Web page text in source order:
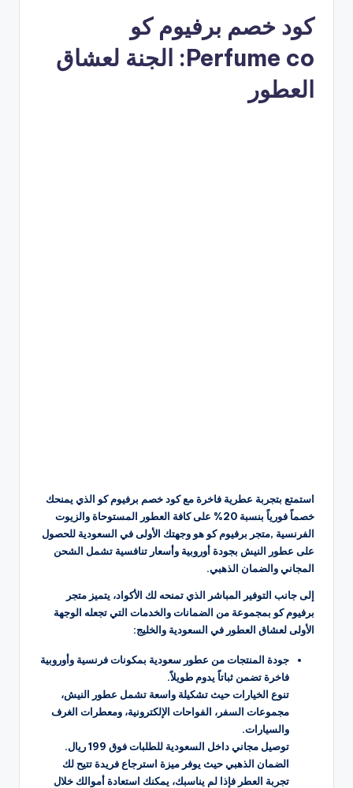
كود خصم برفيوم كو
Perfume co: الجنة لعشاق
العطور
استمتع بتجربة عطرية فاخرة مع كود خصم برفيوم كو الذي يمنحك
خصماً فورياً بنسبة 20% على كافة العطور المستوحاة والزيوت
الفرنسية ,متجر برفيوم كو هو وجهتك الأولى في السعودية للحصول
على عطور النيش بجودة أوروبية وأسعار تنافسية تشمل الشحن
المجاني والضمان الذهبي.
إلى جانب التوفير المباشر الذي تمنحه لك الأكواد، يتميز متجر
برفيوم كو بمجموعة من الضمانات والخدمات التي تجعله الوجهة
الأولى لعشاق العطور في السعودية والخليج:
جودة المنتجات من عطور سعودية بمكونات فرنسية وأوروبية
فاخرة تضمن ثباتاً يدوم طويلاً.
تنوع الخيارات حيث تشكيلة واسعة تشمل عطور النيش،
مجموعات السفر، الفواحات الإلكترونية، ومعطرات الغرف
والسيارات.
توصيل مجاني داخل السعودية للطلبات فوق 199 ريال.
الضمان الذهبي حيث يوفر ميزة استرجاع فريدة تتيح لك
تجربة العطر فإذا لم يناسبك، يمكنك استعادة أموالك خلال